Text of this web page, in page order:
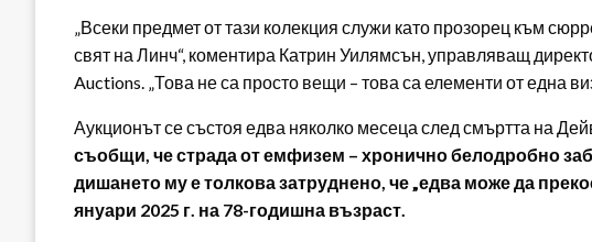
„Всеки предмет от тази колекция служи като прозорец към
свят на Линч“, коментира Катрин Уилямсън, управляващ
Auctions. „Това не са просто вещи – това са елементи от една
Аукционът се състоя едва няколко месеца след смъртта на
съобщи, че страда от емфизем – хронично белодробно
дишането му е толкова затруднено, че „едва може да
януари 2025 г. на 78-годишна възраст.